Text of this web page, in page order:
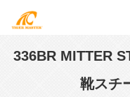
336BR MITTER
靴スチ